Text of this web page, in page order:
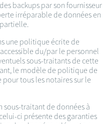
backups par son fournisseur
irréparable de données en
une politique écrite de
du/par le personnel
sous-traitants de cette
le modèle de politique de
tous les notaires sur le
sous-traitant de données à
ci présente des garanties